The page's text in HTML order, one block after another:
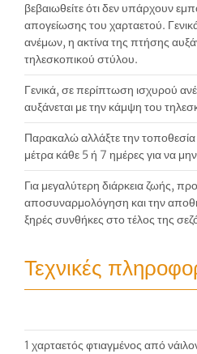
βεβαιωθείτε ότι δεν υπάρχουν
απογείωσης του χαρταετού.
ανέμων, η ακτίνα της πτήσης
τηλεσκοπικού στύλου.
Γενικά, σε περίπτωση ισχυρού
αυξάνεται με την κάμψη του
Παρακαλώ αλλάξτε την
μέτρα κάθε 5 ή 7 ημέρες για να
Για μεγαλύτερη διάρκεια ζωής,
αποσυναρμολόγηση και την
ξηρές συνθήκες στο τέλος της
Τεχνικές
1 χαρταετός φτιαγμένος από